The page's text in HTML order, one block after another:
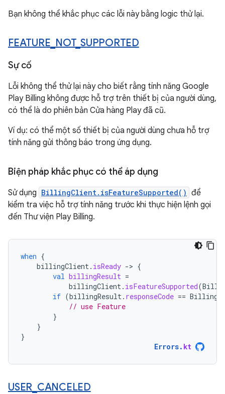
Bạn không thể khắc phục các lỗi này bằng logic thử lại.
FEATURE NOT_ SUPPORTED
Sự cố
Lỗi không thể thử lại này cho biết rằng tính năng Google
Play Billing không được hỗ trợ trên thiết bị của người dùng,
có thể là do phiên bản Cửa hàng Play đã cũ.
Ví dụ: có thể một số thiết bị của người dùng chưa hỗ trợ
tính năng gửi thông báo trong ứng dụng.
Biện pháp khắc phục có thể áp dụng
Sử dụng BillingClient.isFeatureSupported() để
kiểm tra việc hỗ trợ tính năng trước khi thực hiện lệnh gọi
đến Thư viện Play Billing.
when {
billingClient. isReady -> {
val billingResult =
billingClient. isFeatureSupported(
if (billingResult. responseCode ==
// use Feature
}
}
}
Errors. kt
USER CANCELED